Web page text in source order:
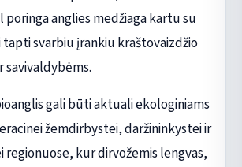
anglies medžiaga kartu su
svarbiu įrankiu kraštovaizdžio
gali būti aktuali ekologiniams
žemdirbystei, daržininkystei ir
regionuose, kur dirvožemis lengvas,